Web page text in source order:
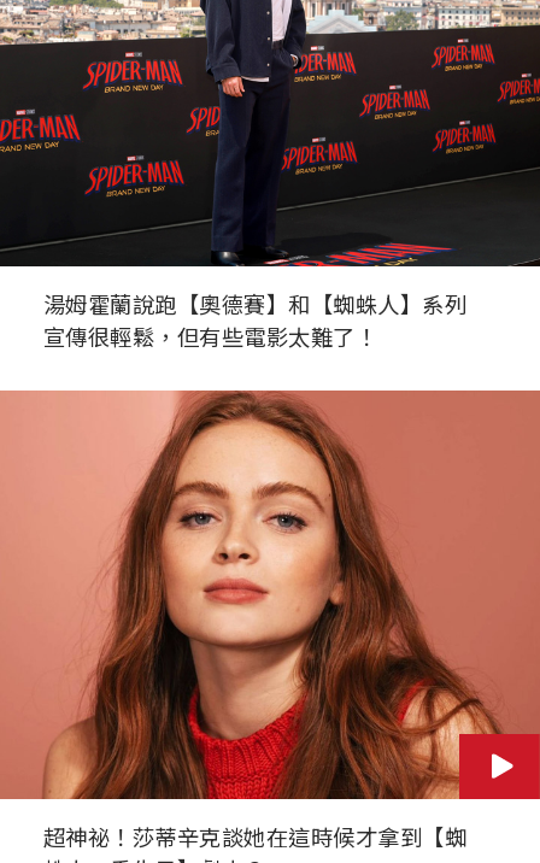
湯姆霍蘭說跑【奧德賽】和【蜘蛛人】系列
宣傳很輕鬆，但有些電影太難了！
超神祕！莎蒂辛克談她在這時候才拿到【蜘